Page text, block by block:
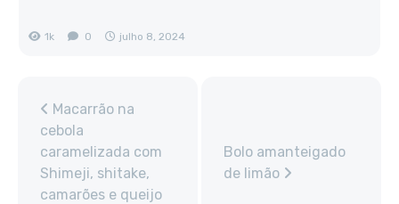
1k 0 julho 8, 2024
Macarrão na
cebola
caramelizada com
Shimeji, shitake,
camarões e queijo
Bolo amanteigado
de limão